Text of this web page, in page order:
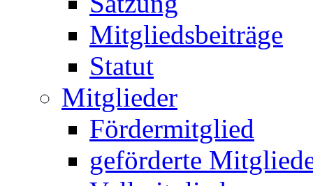
Mitgliedsbeiträge
Statut
Mitglieder
Fördermitglied
geförderte